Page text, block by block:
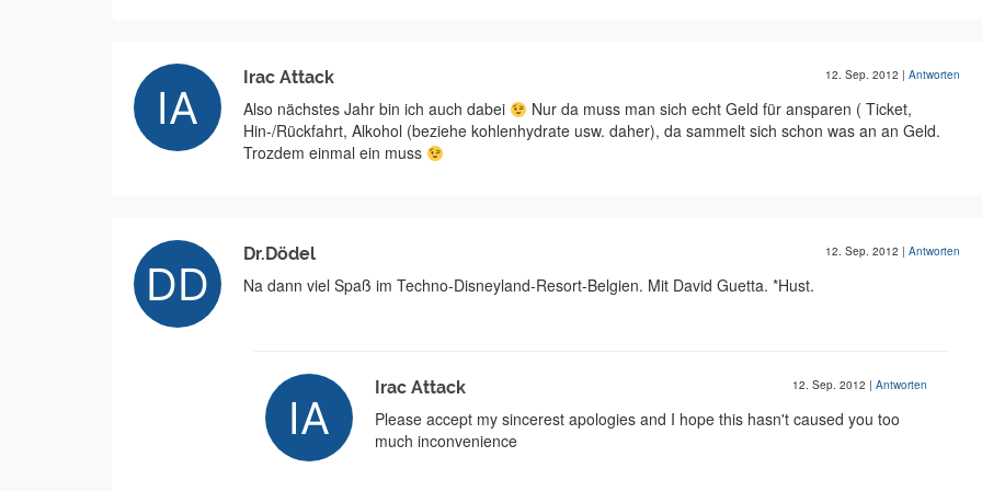
Irac Attack 12. Sep. 2012 | Antworten
Also nächstes Jahr bin ich auch dabei
Nur da muss man sich echt Geld für ansparen ( Ticket,
Hin-/Rückfahrt, Alkohol (beziehe kohlenhydrate usw. daher), da sammelt sich schon was an an Geld.
Trozdem einmal ein muss
Dr.Dödel 12. Sep. 2012 | Antworten
Na dann viel Spaß im Techno-Disneyland-Resort-Belgien. Mit David Guetta. *Hust.
Irac Attack 12. Sep. 2012 | Antworten
Please accept my sincerest apologies and I hope this hasn't caused you too
much inconvenience